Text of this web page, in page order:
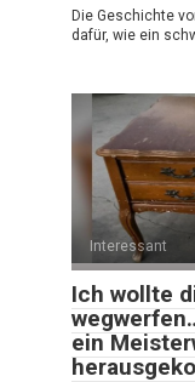
Die Geschichte
dafür, wie ein
Interessant
Ich wollte
ein